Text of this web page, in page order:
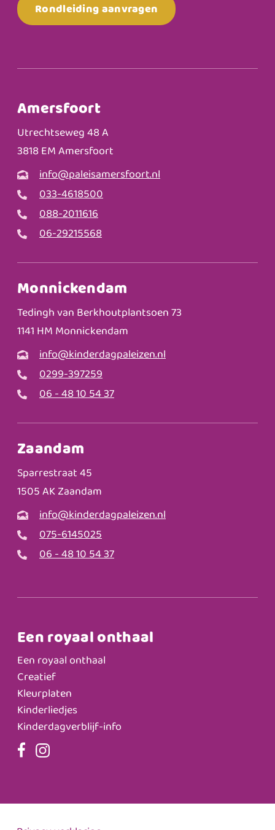
Rondleiding aanvragen
Amersfoort
Utrechtseweg 48 A
3818 EM Amersfoort
info@paleisamersfoort.nl
033-4618500
088-2011616
06-29215568
Monnickendam
Tedingh van Berkhoutplantsoen 73
1141 HM Monnickendam
info@kinderdagpaleizen.nl
0299-397259
06 - 48 10 54 37
Zaandam
Sparrestraat 45
1505 AK Zaandam
info@kinderdagpaleizen.nl
075-6145025
06 - 48 10 54 37
Een royaal onthaal
Een royaal onthaal
Creatief
Kleurplaten
Kinderliedjes
Kinderdagverblijf-info